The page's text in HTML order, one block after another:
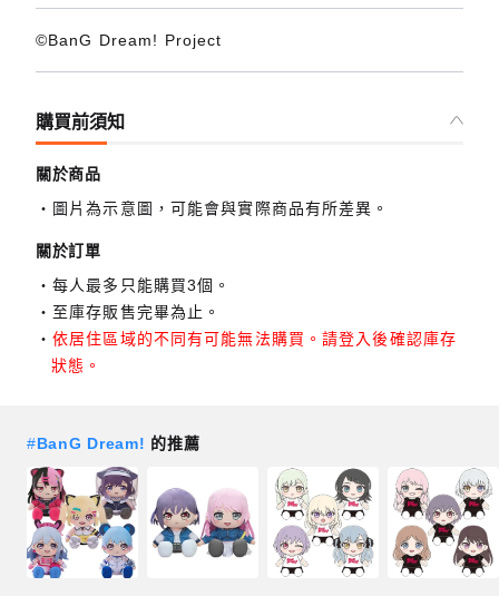
©BanG Dream! Project
購買前須知
關於商品
圖片為示意圖，可能會與實際商品有所差異。
關於訂單
每人最多只能購買3個。
至庫存販售完畢為止。
依居住區域的不同有可能無法購買。請登入後確認庫存
狀態。
#BanG Dream! 的推薦